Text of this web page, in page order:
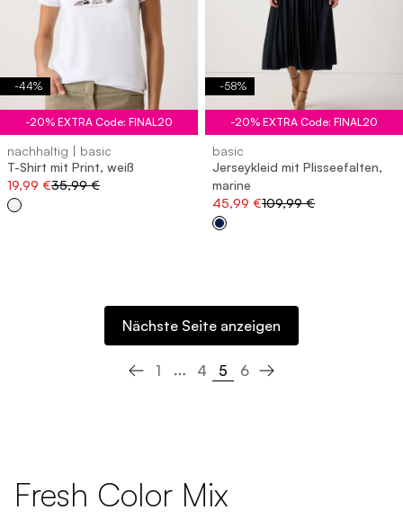
-44%
-20% EXTRA Code: FINAL20
nachhaltig | basic
T-Shirt mit Print, weiß
19,99 €35,99 €
-58%
-20% EXTRA Code: FINAL20
basic
Jerseykleid mit Plisseefalten,
marine
45,99 €109,99 €
Nächste Seite anzeigen
Previous page
1
4 5 6
Next page
Fresh Color Mix